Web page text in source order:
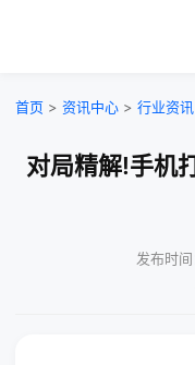
首页 > 资讯中心 > 行业资讯
对局精解!手机
发布时